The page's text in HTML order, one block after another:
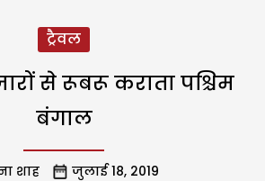
ट्रैवल
से रूबरू कराता पश्चिम
बंगाल
शाह जुलाई 18, 2019